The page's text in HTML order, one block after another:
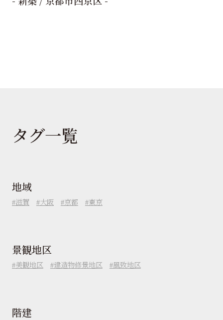
タグ一覧
地域
滋賀 大阪 京都 東京
景観地区
美観地区 建造物修景地区 風致地区
階建